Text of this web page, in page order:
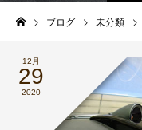
ブログ 未分類
12月
29
2020